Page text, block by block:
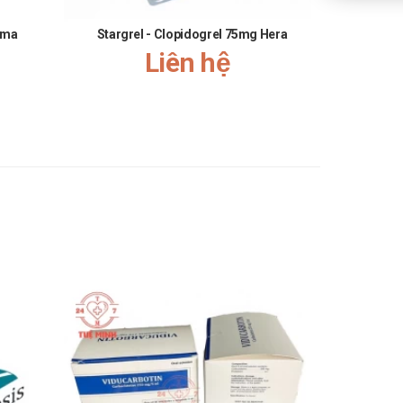
kế tiếp vào thời điểm như kế hoạch.
Stargrel - Clopidogrel 75mg Hera
Liên hệ